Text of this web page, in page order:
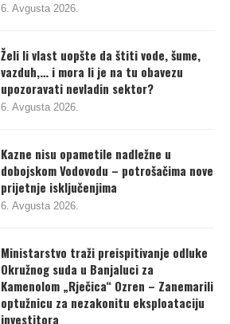
6. Avgusta 2026.
Želi li vlast uopšte da štiti vode, šume,
vazduh,… i mora li je na tu obavezu
upozoravati nevladin sektor?
6. Avgusta 2026.
Kazne nisu opametile nadležne u
dobojskom Vodovodu – potrošačima nove
prijetnje isključenjima
6. Avgusta 2026.
Ministarstvo traži preispitivanje odluke
Okružnog suda u Banjaluci za
Kamenolom „Rječica“ Ozren – Zanemarili
optužnicu za nezakonitu eksploataciju
investitora